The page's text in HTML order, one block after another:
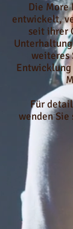
Die More
entwickelt,
seit ihrer
weiteres
Entwicklung
Für
wenden